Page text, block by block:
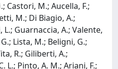
Castori, M.; Aucella, F.;
M.; Di Biagio, A.;
Guarnaccia, A.; Valente,
Lista, M.; Beligni, G.;
R.; Giliberti, A.;
L.; Pinto, A. M.; Ariani, F.;